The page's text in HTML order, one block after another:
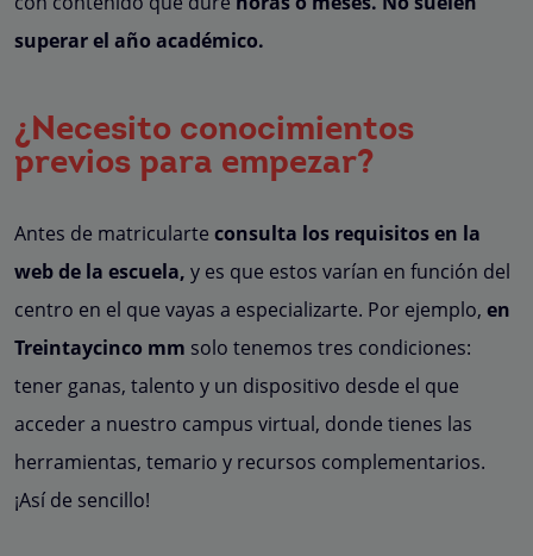
superar el año académico.
¿Necesito conocimientos
previos para empezar?
Antes de matricularte consulta los requisitos en la
web de la escuela, y es que estos varían en función del
centro en el que vayas a especializarte. Por ejemplo, en
Treintaycinco mm solo tenemos tres condiciones:
tener ganas, talento y un dispositivo desde el que
acceder a nuestro campus virtual, donde tienes las
herramientas, temario y recursos complementarios.
¡Así de sencillo!